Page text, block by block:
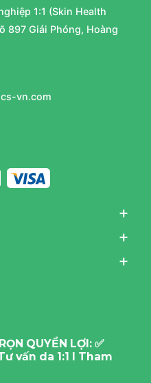
1:1 (Skin Health
897 Giải Phóng, Hoàng
vn.com
QUYỀN LỢI: ✅
vấn da 1:1 I Tham